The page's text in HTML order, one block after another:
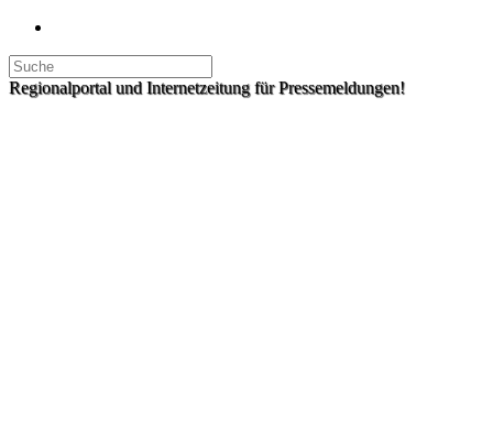
Regionalportal und Internetzeitung für Pressemeldungen!